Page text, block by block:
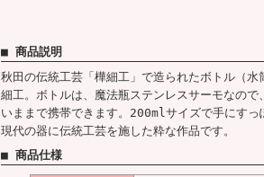
■ 商品説明
秋田の伝統工芸「樺細工」で造られたボトル（
細工。ボトルは、魔法瓶ステンレスサーモなの
いままで携帯できます。200mlサイズで手にすっ
現代の器に伝統工芸を施した粋な作品です。
■ 商品仕様